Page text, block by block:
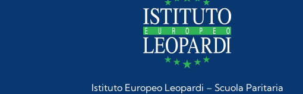
Istituto Europeo Leopardi – Scuola Paritaria